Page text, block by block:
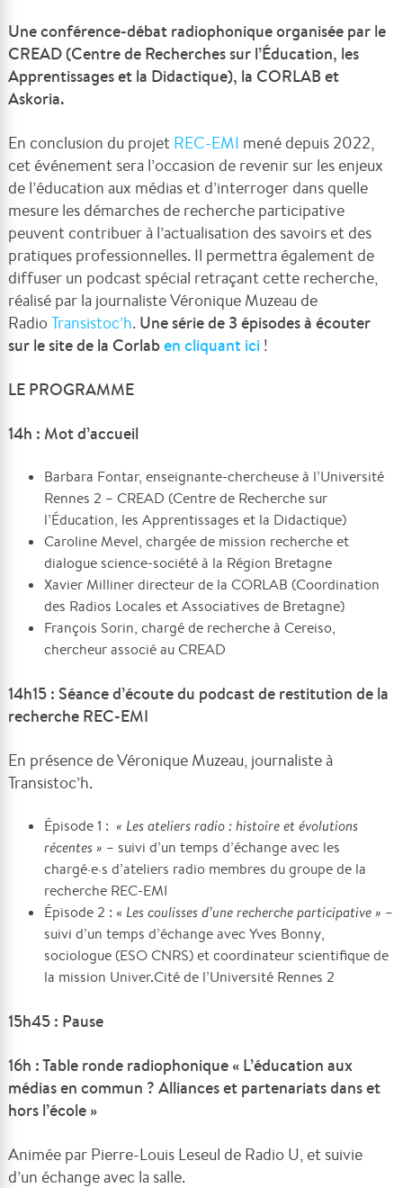
Une conférence-débat radiophonique organisée par le
CREAD (Centre de Recherches sur l’Éducation, les
Apprentissages et la Didactique), la CORLAB et
Askoria.
En conclusion du projet REC-EMI mené depuis 2022,
cet événement sera l’occasion de revenir sur les enjeux
de l’éducation aux médias et d’interroger dans quelle
mesure les démarches de recherche participative
peuvent contribuer à l’actualisation des savoirs et des
pratiques professionnelles. Il permettra également de
diffuser un podcast spécial retraçant cette recherche,
réalisé par la journaliste Véronique Muzeau de
RadioTransistoc’h. Une série de 3 épisodes à écouter
sur le site de la Corlaben cliquant ici !
LE PROGRAMME
14h : Mot d’accueil
Barbara Fontar, enseignante-chercheuse à l’Université
Rennes 2 – CREAD (Centre de Recherche sur
l’Éducation, les Apprentissages et la Didactique)
Caroline Mevel, chargée de mission recherche et
dialogue science-société à la Région Bretagne
Xavier Milliner directeur de la CORLAB (Coordination
des Radios Locales et Associatives de Bretagne)
François Sorin, chargé de recherche à Cereiso,
chercheur associé au CREAD
14h15 : Séance d’écoute du podcast de restitution de la
recherche REC-EMI
En présence de Véronique Muzeau, journaliste à
Transistoc’h.
Épisode 1 : « Les ateliers radio : histoire et évolutions
récentes » – suivi d’un temps d’échange avec les
chargé·e·s d’ateliers radio membres du groupe de la
recherche REC-EMI
Épisode 2 : « Les coulisses d’une recherche participative » –
suivi d’un temps d’échange avec Yves Bonny,
sociologue (ESO CNRS) et coordinateur scientifique de
la mission Univer.Cité de l’Université Rennes 2
15h45 : Pause
16h : Table ronde radiophonique « L’éducation aux
médias en commun ? Alliances et partenariats dans et
hors l’école »
Animée par Pierre-Louis Leseul de Radio U, et suivie
d’un échange avec la salle.